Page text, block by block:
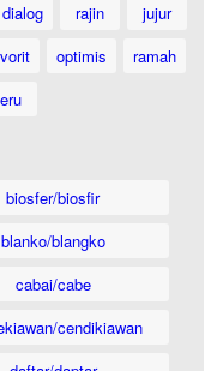
dialog rajin
jujur
optimis
ramah
biosfer/biosfir
blanko/blangko
cabai/cabe
cendikiawan